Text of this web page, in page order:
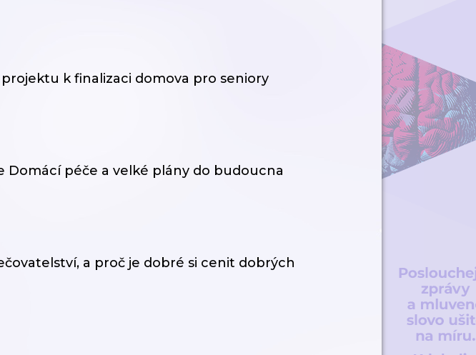
k finalizaci domova pro seniory
Domácí péče a velké plány do budoucna
a proč je dobré si cenit dobrých